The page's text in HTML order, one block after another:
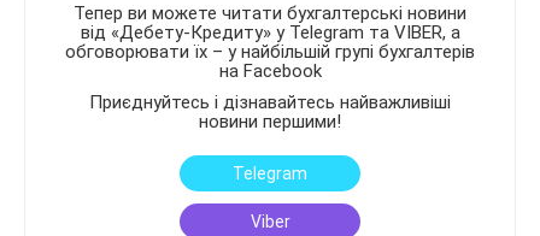
Тепер ви можете читати бухгалтерські новини
від «Дебету-Кредиту» у Telegram та VIBER, а
обговорювати їх – у найбільшій групі бухгалтерів
на Facebook
Приєднуйтесь і дізнавайтесь найважливіші
новини першими!
Telegram
Viber